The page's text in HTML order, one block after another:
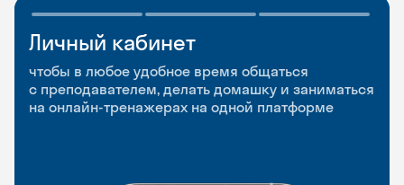
Личный кабинет
чтобы в любое удобное время общаться
с преподавателем, делать домашку и заниматься
на онлайн-тренажерах на одной платформе
Мобильное
приложение
чтобы заниматься и изучать новые слова где
и когда удобно
Разговорные клубы
и Talks
Групповые занятия для разговорной практики
и индивидуальные встречи с преподавателями